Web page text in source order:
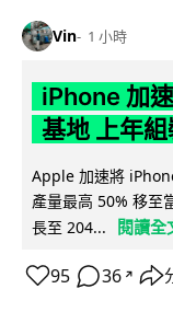
Vin 1 小時
iPhone 加
基地 上年
Apple 加速將
產量最高 50% 移至
長至 204...
閱讀全
95 36 ↗